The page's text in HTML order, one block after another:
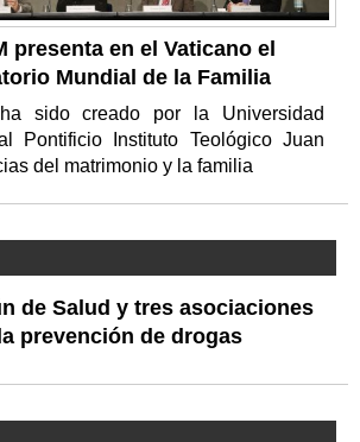
presenta en el Vaticano el
Mundial de la Familia
sido creado por la Universidad
Pontificio Instituto Teológico Juan
del matrimonio y la familia
de Salud y tres asociaciones
prevención de drogas